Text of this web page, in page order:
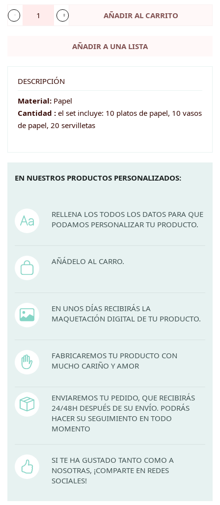
Kit
lila
con
cantidad
AÑADIR AL CARRITO
AÑADIR A UNA LISTA
DESCRIPCIÓN
Material: Papel
Cantidad : el set incluye: 10 platos de papel, 10 vasos
de papel, 20 servilletas
EN NUESTROS PRODUCTOS PERSONALIZADOS:
RELLENA LOS TODOS LOS DATOS PARA QUE
PODAMOS PERSONALIZAR TU PRODUCTO.
AÑÁDELO AL CARRO.
EN UNOS DÍAS RECIBIRÁS LA
MAQUETACIÓN DIGITAL DE TU PRODUCTO.
FABRICAREMOS TU PRODUCTO CON
MUCHO CARIÑO Y AMOR
ENVIAREMOS TU PEDIDO, QUE RECIBIRÁS
24/48H DESPUÉS DE SU ENVÍO. PODRÁS
HACER SU SEGUIMIENTO EN TODO
MOMENTO
SI TE HA GUSTADO TANTO COMO A
NOSOTRAS, ¡COMPARTE EN REDES
SOCIALES!